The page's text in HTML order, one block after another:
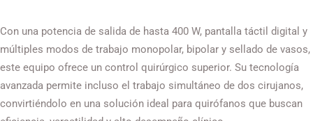
Con una potencia de salida de hasta 400 W, pantalla táctil digital y
múltiples modos de trabajo monopolar, bipolar y sellado de vasos,
este equipo ofrece un control quirúrgico superior. Su tecnología
avanzada permite incluso el trabajo simultáneo de dos cirujanos,
convirtiéndolo en una solución ideal para quirófanos que buscan